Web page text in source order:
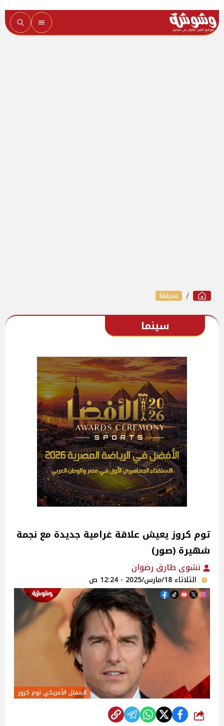
سينما
سينما
توم كروز يعيش علاقة غرامية جديدة مع نجمة
شهيرة (صور)
نشوى طارق رضوان
الثلاثاء 18/مارس/2025 - 12:24 ص
الممثل الأمريكي توم كروز
شارك